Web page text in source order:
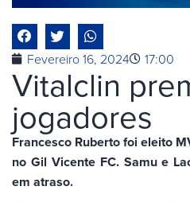
Fevereiro 16, 2024 17:00
Vitalclin
jogadores
Francesco Ruberto foi eleito
no Gil Vicente FC. Samu e
em atraso.